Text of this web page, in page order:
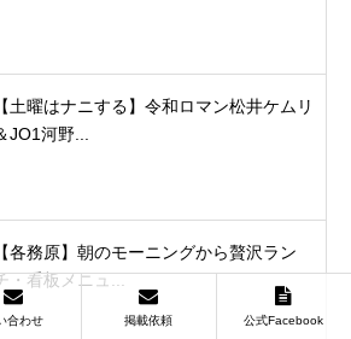
【土曜はナニする】令和ロマン松井ケムリ
JO1河野...
【各務原】朝のモーニングから贅沢ラン
・看板メニュ...
合わせ 掲載依頼 公式Facebook